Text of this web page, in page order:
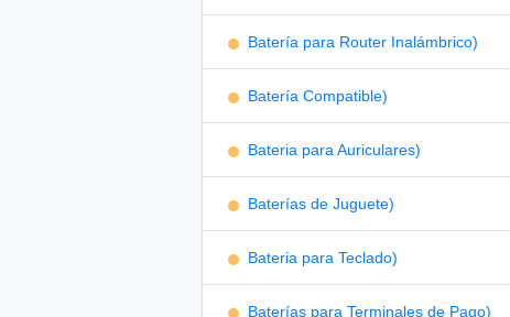
Batería para Router Inalámbrico)
Batería Compatible)
Bateria para Auriculares)
Baterías de Juguete)
Bateria para Teclado)
Baterías para Terminales de Pago)